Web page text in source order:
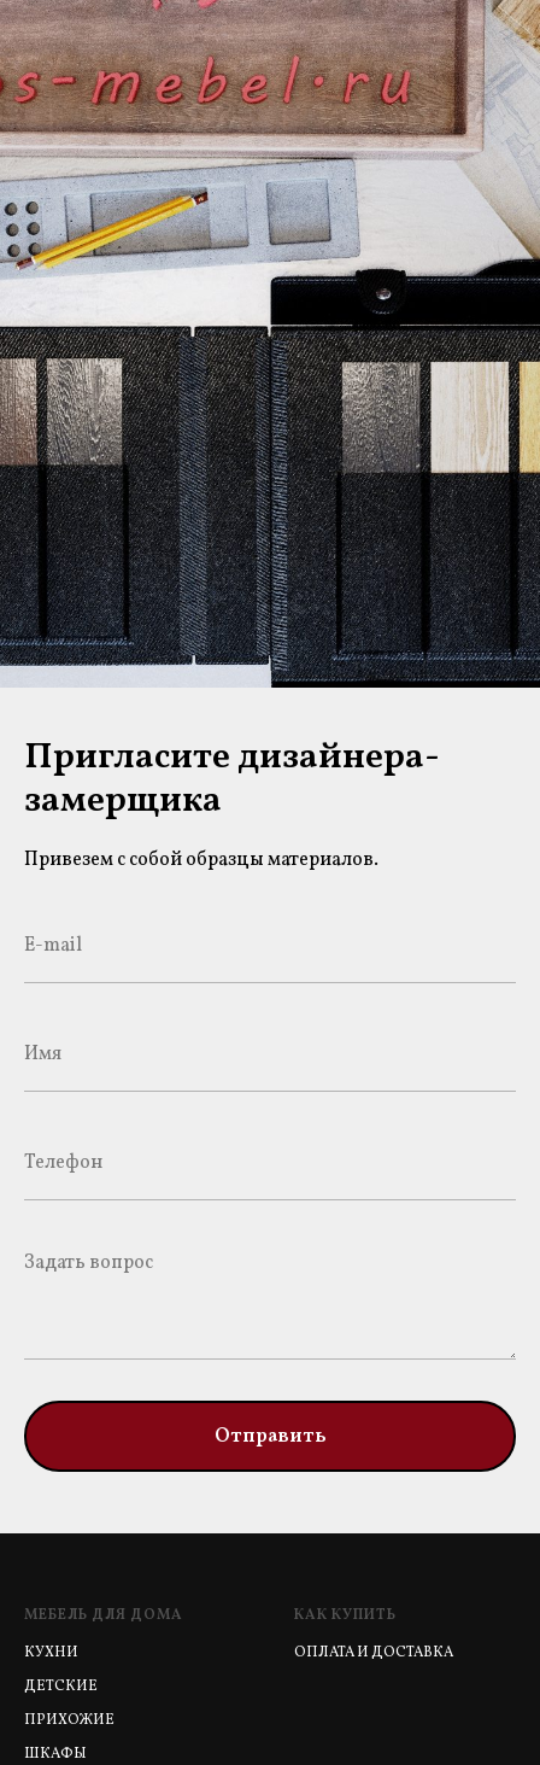
Пригласите дизайнера-
замерщика
Привезем с собой образцы материалов.
Отправить
МЕБЕЛЬ ДЛЯ ДОМА
КУХНИ
ДЕТСКИЕ
ПРИХОЖИЕ
ШКАФЫ
КАК КУПИТЬ
ОПЛАТА И ДОСТАВКА